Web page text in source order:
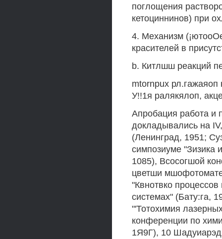
поглощения
кетоциннинов) при
4. Механизм
красителей в
b. Китлшш реакций
mtornpux рл.гажаяоп
У!!1я ралякялоп,
Апробация работа и
докладывались на
(Ленинград, 1951;
симпозиуме "Зизика
1085), Всосогшой
цветши
"Квнотвко
системах" (Бату:га,
"'Тотохимия
конференции по
1Я9Г), 10